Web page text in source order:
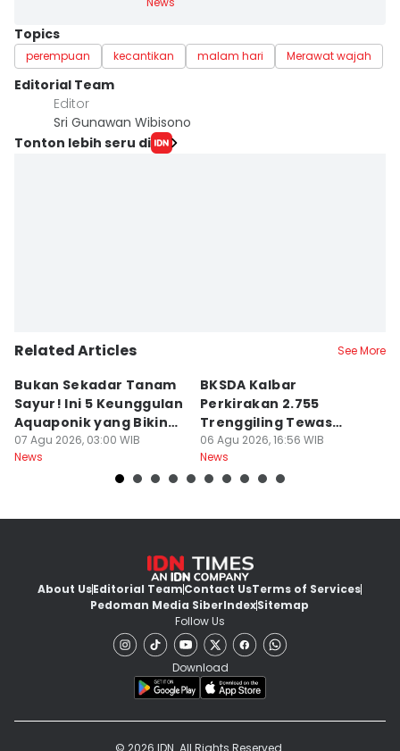
Topics
perempuan kecantikan malam hari Merawat wajah
Editorial Team
Editor
Sri Gunawan Wibisono
Tonton lebih seru di
Related Articles See More
Bukan Sekadar Tanam
Sayur! Ini 5 Keunggulan
Aquaponik yang Bikin
Takjub
07 Agu 2026, 03:00 WIB
News
BKSDA Kalbar
Perkirakan 2.755
Trenggiling Tewas
untuk Dapat 551 Kg Sisik
06 Agu 2026, 16:56 WIB
News
About UsEditorial TeamContact UsTerms of Services
Pedoman Media SiberIndexSitemap
Follow Us
Download
© 2026 IDN. All Rights Reserved.